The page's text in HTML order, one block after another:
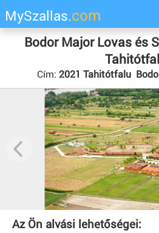
MySzallas.com
Bodor Major Lovas és
Cím: 2021 Tahitótfalu
Az Ön alvási lehetőségei: